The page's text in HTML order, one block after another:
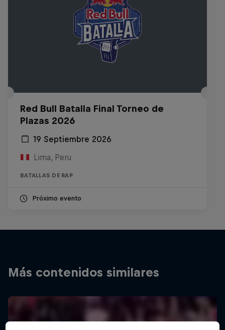
Red Bull Batalla Final Torneo de
Plazas 2026
19 Septiembre 2026
Lima, Peru
BATALLAS DE RAP
Próximo evento
Más contenidos similares